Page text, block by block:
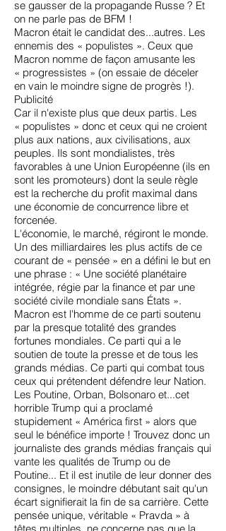
se gausser de la propagande Russe ? Et
on ne parle pas de BFM !
Macron était le candidat des...autres. Les
ennemis des « populistes ». Ceux que
Macron nomme de façon amusante les
« progressistes » (on essaie de déceler
en vain le moindre signe de progrès !).
Publicité
Car il n'existe plus que deux partis. Les
« populistes » donc et ceux qui ne croient
plus aux nations, aux civilisations, aux
peuples. Ils sont mondialistes, très
favorables à une Union Européenne (ils en
sont les promoteurs) dont la seule règle
est la recherche du profit maximal dans
une économie de concurrence libre et
forcenée.
L'économie, le marché, régiront le monde.
Un des milliardaires les plus actifs de ce
courant de « pensée » en a défini le but en
une phrase : « Une société planétaire
intégrée, régie par la finance et par une
société civile mondiale sans États ».
Macron est l'homme de ce parti soutenu
par la presque totalité des grandes
fortunes mondiales. Ce parti qui a le
soutien de toute la presse et de tous les
grands médias. Ce parti qui combat tous
ceux qui prétendent défendre leur Nation.
Les Poutine, Orban, Bolsonaro et...cet
horrible Trump qui a proclamé
stupidement « América first » alors que
seul le bénéfice importe ! Trouvez donc un
journaliste des grands médias français qui
vante les qualités de Trump ou de
Poutine... Et il est inutile de leur donner des
consignes, le moindre débutant sait qu'un
écart signifierait la fin de sa carrière. Cette
pensée unique, véritable « Pravda » à